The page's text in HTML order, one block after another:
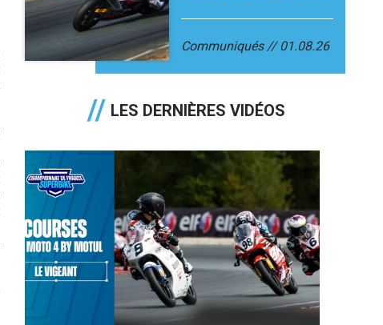
Communiqués 01.08.26
LES DERNIÈRES VIDÉOS